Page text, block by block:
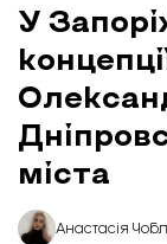
Новини
Відбудова
Ексклюзив
Бізнес
Шлях додому
Відбудова.
Колонки
Про нас
Редакційна
У
міста
Анастасія